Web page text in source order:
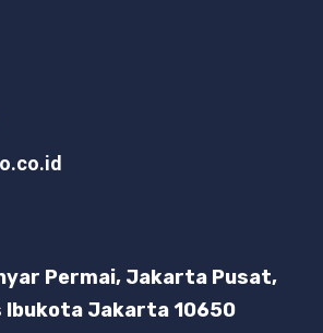
Permai, Jakarta Pusat,
Ibukota Jakarta 10650